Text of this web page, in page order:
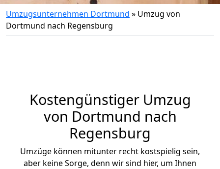
Umzugsunternehmen Dortmund » Umzug von
Dortmund nach Regensburg
Kostengünstiger Umzug
von Dortmund nach
Regensburg
Umzüge können mitunter recht kostspielig sein,
aber keine Sorge, denn wir sind hier, um Ihnen